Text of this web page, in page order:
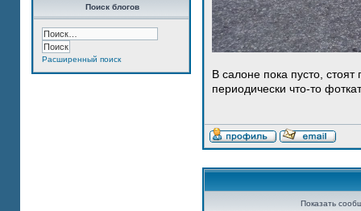
Поиск блогов
Расширенный поиск
В салоне пока пусто,
периодически что-то
Показать